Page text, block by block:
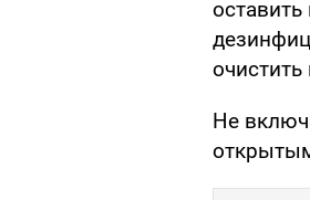
очистить
Не